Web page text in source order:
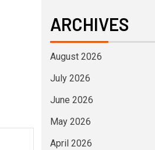
ARCHIVES
August 2026
July 2026
June 2026
May 2026
April 2026